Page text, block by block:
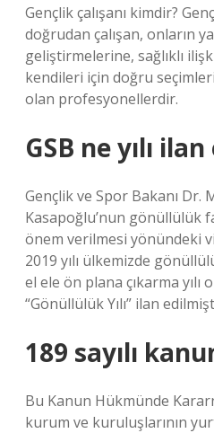
Gençlik çalışanı kimdir?
doğrudan çalışan, onların
geliştirmelerine, sağlıklı
kendileri için doğru seçimleri
olan profesyonellerdir.
GSB ne yılı
Gençlik ve Spor Bakanı Dr.
Kasapoğlu’nun gönüllülük
önem verilmesi yönündeki
2019 yılı ülkemizde
el ele ön plana çıkarma
“Gönüllülük Yılı” ilan
189 sayılı
Bu Kanun Hükmünde
kurum ve kuruluşlarının